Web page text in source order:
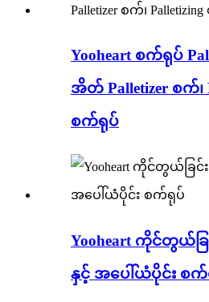
Yooheart စက်ရုပ်
အိတ် Palletizer စက်၊
စက်ရုပ်
Yooheart ကိုင်တွယ်ခြင်
နှင့် အပေါ်ယံပိုင်း စ